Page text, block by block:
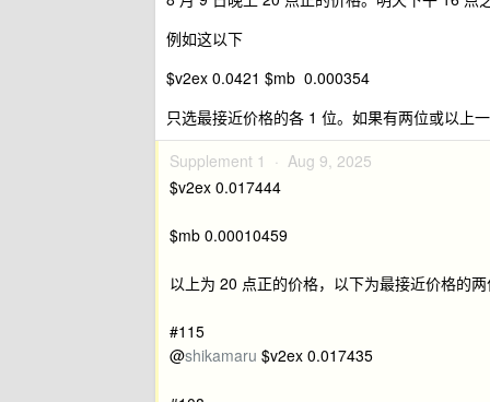
例如这以下
$v2ex 0.0421 $mb 0.000354
只选最接近价格的各 1 位。如果有两位或以上
Supplement 1 · Aug 9, 2025
$v2ex 0.017444
$mb 0.00010459
以上为 20 点正的价格，以下为最接近价格的
#115
@shikamaru $v2ex 0.017435